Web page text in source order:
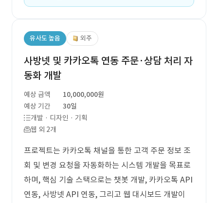
유사도 높음 외주
사방넷 및 카카오톡 연동 주문·상담 처리 자
동화 개발
예상 금액
10,000,000원
예상 기간
30일
개발 · 디자인 · 기획
웹 외 2개
프로젝트는 카카오톡 채널을 통한 고객 주문 정보 조
회 및 변경 요청을 자동화하는 시스템 개발을 목표로
하며, 핵심 기술 스택으로는 챗봇 개발, 카카오톡 API
연동, 사방넷 API 연동, 그리고 웹 대시보드 개발이